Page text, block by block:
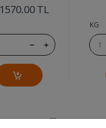
1570.00 TL
KG